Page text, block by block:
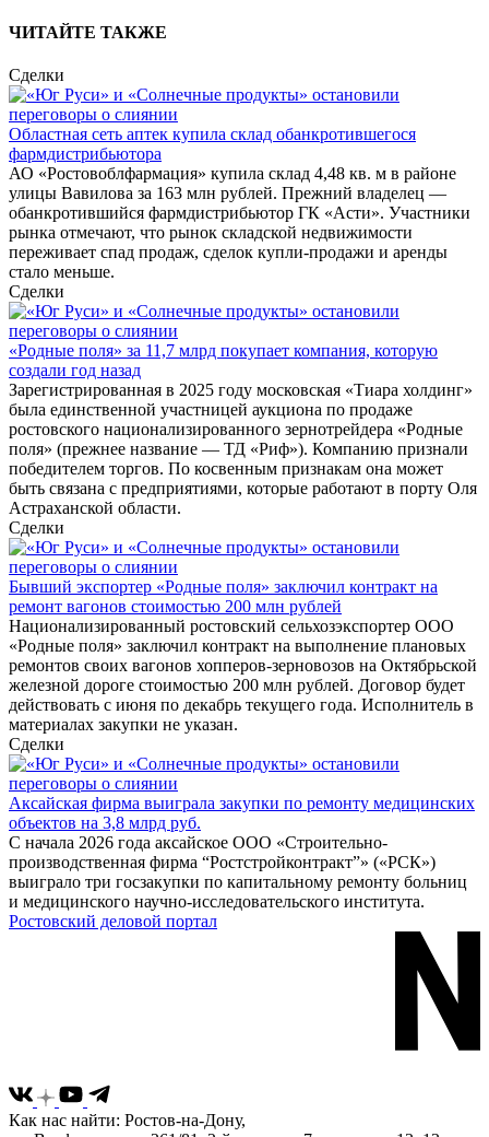
ЧИТАЙТЕ ТАКЖЕ
Сделки
Областная сеть аптек купила склад обанкротившегося
фармдистрибьютора
АО «Ростовоблфармация» купила склад 4,48 кв. м в районе
улицы Вавилова за 163 млн рублей. Прежний владелец —
обанкротившийся фармдистрибьютор ГК «Асти». Участники
рынка отмечают, что рынок складской недвижимости
переживает спад продаж, сделок купли-продажи и аренды
стало меньше.
Сделки
«Родные поля» за 11,7 млрд покупает компания, которую
создали год назад
Зарегистрированная в 2025 году московская «Тиара холдинг»
была единственной участницей аукциона по продаже
ростовского национализированного зернотрейдера «Родные
поля» (прежнее название — ТД «Риф»). Компанию признали
победителем торгов. По косвенным признакам она может
быть связана с предприятиями, которые работают в порту Оля
Астраханской области.
Сделки
Бывший экспортер «Родные поля» заключил контракт на
ремонт вагонов стоимостью 200 млн рублей
Национализированный ростовский сельхозэкспортер ООО
«Родные поля» заключил контракт на выполнение плановых
ремонтов своих вагонов хопперов-зерновозов на Октябрьской
железной дороге стоимостью 200 млн рублей. Договор будет
действовать с июня по декабрь текущего года. Исполнитель в
материалах закупки не указан.
Сделки
Аксайская фирма выиграла закупки по ремонту медицинских
объектов на 3,8 млрд руб.
С начала 2026 года аксайское ООО «Строительно-
производственная фирма “Ростстройконтракт”» («РСК»)
выиграло три госзакупки по капитальному ремонту больниц
и медицинского научно-исследовательского института.
Ростовский деловой портал
Как нас найти: Ростов-на-Дону,